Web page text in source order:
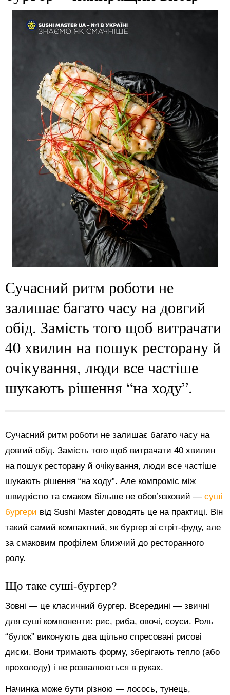
Сучасний ритм роботи не
залишає багато часу на довгий
обід. Замість того щоб витрачати
40 хвилин на пошук ресторану й
очікування, люди все частіше
шукають рішення “на ходу”.
Сучасний ритм роботи не залишає багато часу на
довгий обід. Замість того щоб витрачати 40 хвилин
на пошук ресторану й очікування, люди все частіше
шукають рішення “на ходу”. Але компроміс між
швидкістю та смаком більше не обов’язковий — суші
бургери від Sushi Master доводять це на практиці. Він
такий самий компактний, як бургер зі стріт-фуду, але
за смаковим профілем ближчий до ресторанного
ролу.
Що таке суші-бургер?
Зовні — це класичний бургер. Всередині — звичні
для суші компоненти: рис, риба, овочі, соуси. Роль
“булок” виконують два щільно спресовані рисові
диски. Вони тримають форму, зберігають тепло (або
прохолоду) і не розвалюються в руках.
Начинка може бути різною — лосось, тунець,